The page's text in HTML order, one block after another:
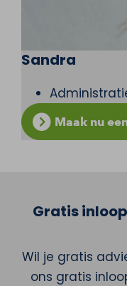
Sandra
Maak nu
Gratis
Wil je gratis
ons gratis